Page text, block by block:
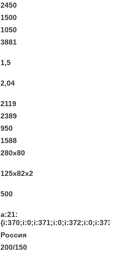
2450
1500
1050
3881
1,5
2,04
2119
2389
950
1588
280х80
125х82х2
500
a:21:
Россия
200/150